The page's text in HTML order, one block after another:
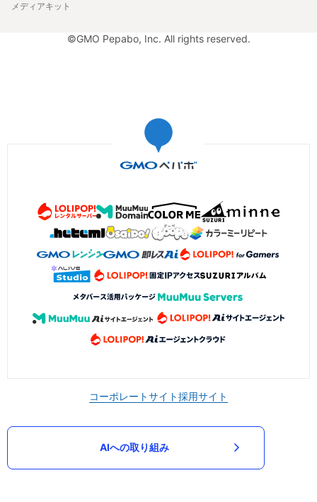
メディアキット
©GMO Pepabo, Inc. All rights reserved.
コーポレートサイト採用サイト
AIへの取り組み